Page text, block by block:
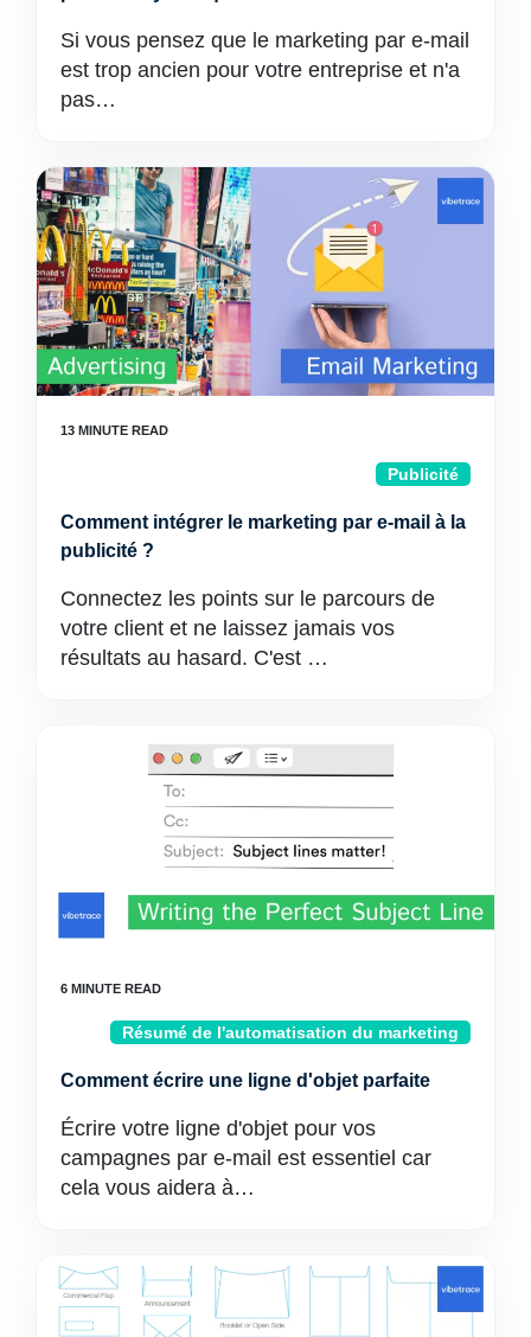
Si vous pensez que le marketing par e-mail
est trop ancien pour votre entreprise et n'a
pas…
Publicité
Comment intégrer le marketing par e-mail à la
publicité ?
Connectez les points sur le parcours de
votre client et ne laissez jamais vos
résultats au hasard. C'est …
Résumé de l'automatisation du marketing
Comment écrire une ligne d'objet parfaite
Écrire votre ligne d'objet pour vos
campagnes par e-mail est essentiel car
cela vous aidera à…